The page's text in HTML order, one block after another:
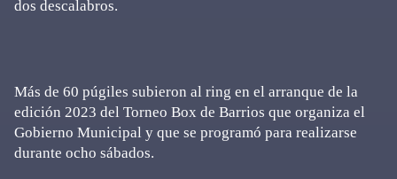
dos descalabros.
Más de 60 púgiles subieron al ring en el arranque de la
edición 2023 del Torneo Box de Barrios que organiza el
Gobierno Municipal y que se programó para realizarse
durante ocho sábados.